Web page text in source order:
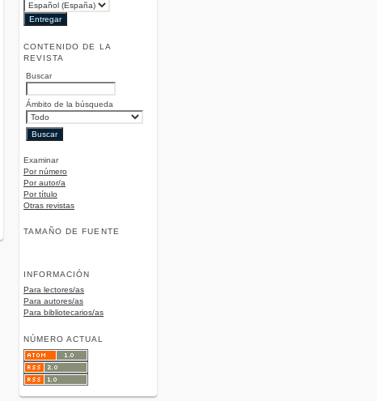
CONTENIDO DE LA
REVISTA
Buscar
Ámbito de la búsqueda
Examinar
Por número
Por autor/a
Por título
Otras revistas
TAMAÑO DE FUENTE
INFORMACIÓN
Para lectores/as
Para autores/as
Para bibliotecarios/as
NÚMERO ACTUAL